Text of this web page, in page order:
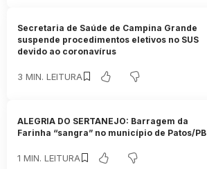
Secretaria de Saúde de Campina Grande
suspende procedimentos eletivos no SUS
devido ao coronavírus
3 MIN. LEITURA
ALEGRIA DO SERTANEJO: Barragem da
Farinha “sangra” no município de Patos/PB
1 MIN. LEITURA